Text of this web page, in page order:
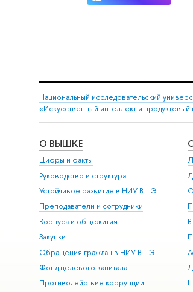
Национальный исследовательский
«Искусственный интеллект и
О ВЫШКЕ
Цифры и факты
Руководство и структура
Устойчивое развитие в НИУ ВШЭ
Преподаватели и сотрудники
Корпуса и общежития
Закупки
Обращения граждан в НИУ ВШЭ
Фонд целевого капитала
Противодействие коррупции